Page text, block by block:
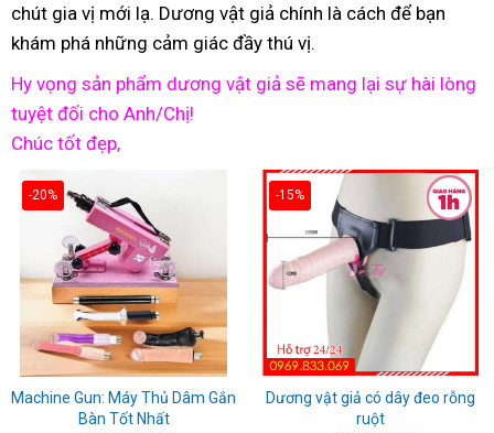
chút gia vị mới lạ. Dương vật giả chính là cách để bạn
khám phá những cảm giác đầy thú vị.
Hy vọng sản phẩm dương vật giả sẽ mang lại sự hài lòng
tuyệt đối cho Anh/Chị!
Chúc tốt đẹp,
-20%
Machine Gun: Máy Thủ Dâm Gắn
Bàn Tốt Nhất
-15%
Dương vật giả có dây đeo rỗng
ruột